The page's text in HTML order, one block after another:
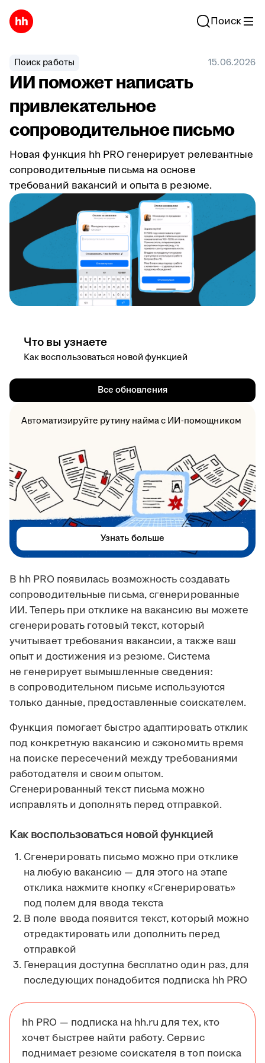
Поиск
Поиск работы 15.06.2026
ИИ поможет написать
привлекательное
сопроводительное письмо
Новая функция hh PRO генерирует релевантные
сопроводительные письма на основе
требований вакансий и опыта в резюме.
В hh PRO появилась возможность создавать
сопроводительные письма, сгенерированные
ИИ. Теперь при отклике на вакансию вы можете
сгенерировать готовый текст, который
учитывает требования вакансии, а также ваш
опыт и достижения из резюме. Система
не генерирует вымышленные сведения:
в сопроводительном письме используются
только данные, предоставленные соискателем.
Функция помогает быстро адаптировать отклик
под конкретную вакансию и сэкономить время
на поиске пересечений между требованиями
работодателя и своим опытом.
Сгенерированный текст письма можно
исправлять и дополнять перед отправкой.
Как воспользоваться новой функцией
Сгенерировать письмо можно при отклике
на любую вакансию — для этого на этапе
отклика нажмите кнопку «Сгенерировать»
под полем для ввода текста
В поле ввода появится текст, который можно
отредактировать или дополнить перед
отправкой
Генерация доступна бесплатно один раз, для
последующих понадобится подписка hh PRO
hh PRO — подписка на hh.ru для тех, кто
хочет быстрее найти работу. Сервис
поднимает резюме соискателя в топ поиска
Что вы узнаете
Как воспользоваться новой функцией
Все обновления
Автоматизируйте рутину найма с ИИ-помощником
Узнать больше